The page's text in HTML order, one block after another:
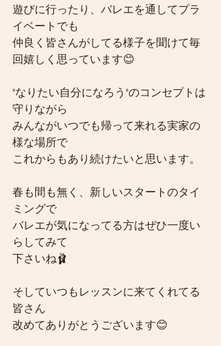
遊びに行ったり、バレエを通してプラ
イベートでも
仲良く皆さんがしてる様子を聞けて毎
回嬉しく思っています😊
"なりたい自分になろう"のコンセプトは
守りながら
みんながいつでも帰って来れる実家の
様な場所で
これからもあり続けたいと思います。
春も間も無く、新しいスタートのタイ
ミングで
バレエが気になってる方はぜひ一度い
らしてみて
下さいね🩰
そしていつもレッスンに来てくれてる
皆さん
改めてありがとうございます😊